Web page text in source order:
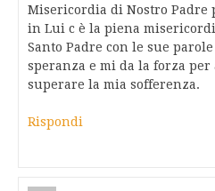
Misericordia di Nostro
in Lui c è la piena
Santo Padre con le sue
speranza e mi da la forza per
superare la mia sofferenza.
Rispondi